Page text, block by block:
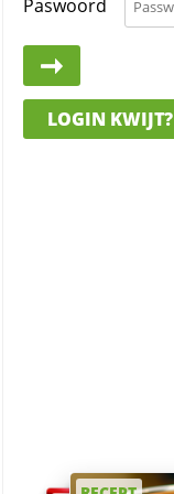
Paswoord
LOGIN KWIJT?